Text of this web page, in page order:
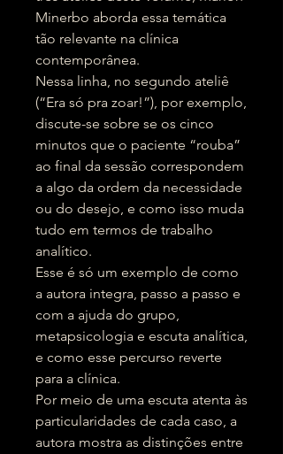
Minerbo aborda essa temática
tão relevante na clínica
contemporânea.
Nessa linha, no segundo ateliê
(“Era só pra zoar!”), por exemplo,
discute-se sobre se os cinco
minutos que o paciente “rouba”
ao final da sessão correspondem
a algo da ordem da necessidade
ou do desejo, e como isso muda
tudo em termos de trabalho
analítico.
Esse é só um exemplo de como
a autora integra, passo a passo e
com a ajuda do grupo,
metapsicologia e escuta analítica,
e como esse percurso reverte
para a clínica.
Por meio de uma escuta atenta às
particularidades de cada caso, a
autora mostra as distinções entre